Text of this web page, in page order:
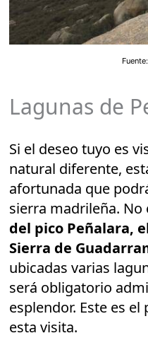
Fuente:
Lagunas de
Si el deseo tuyo es
natural diferente,
afortunada que
sierra madrileña. No
del pico Peñalara,
Sierra de
ubicadas varias
será obligatorio
esplendor. Este es
esta visita.